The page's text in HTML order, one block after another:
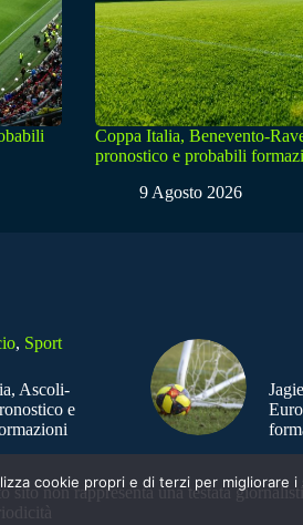
Coppa Italia, Benevento-
pronostico e probabili
9 Agosto 2026
, Sport
Ascoli-
e
sito non rappresenta una testata
cookie propri e di terzi per migliorare